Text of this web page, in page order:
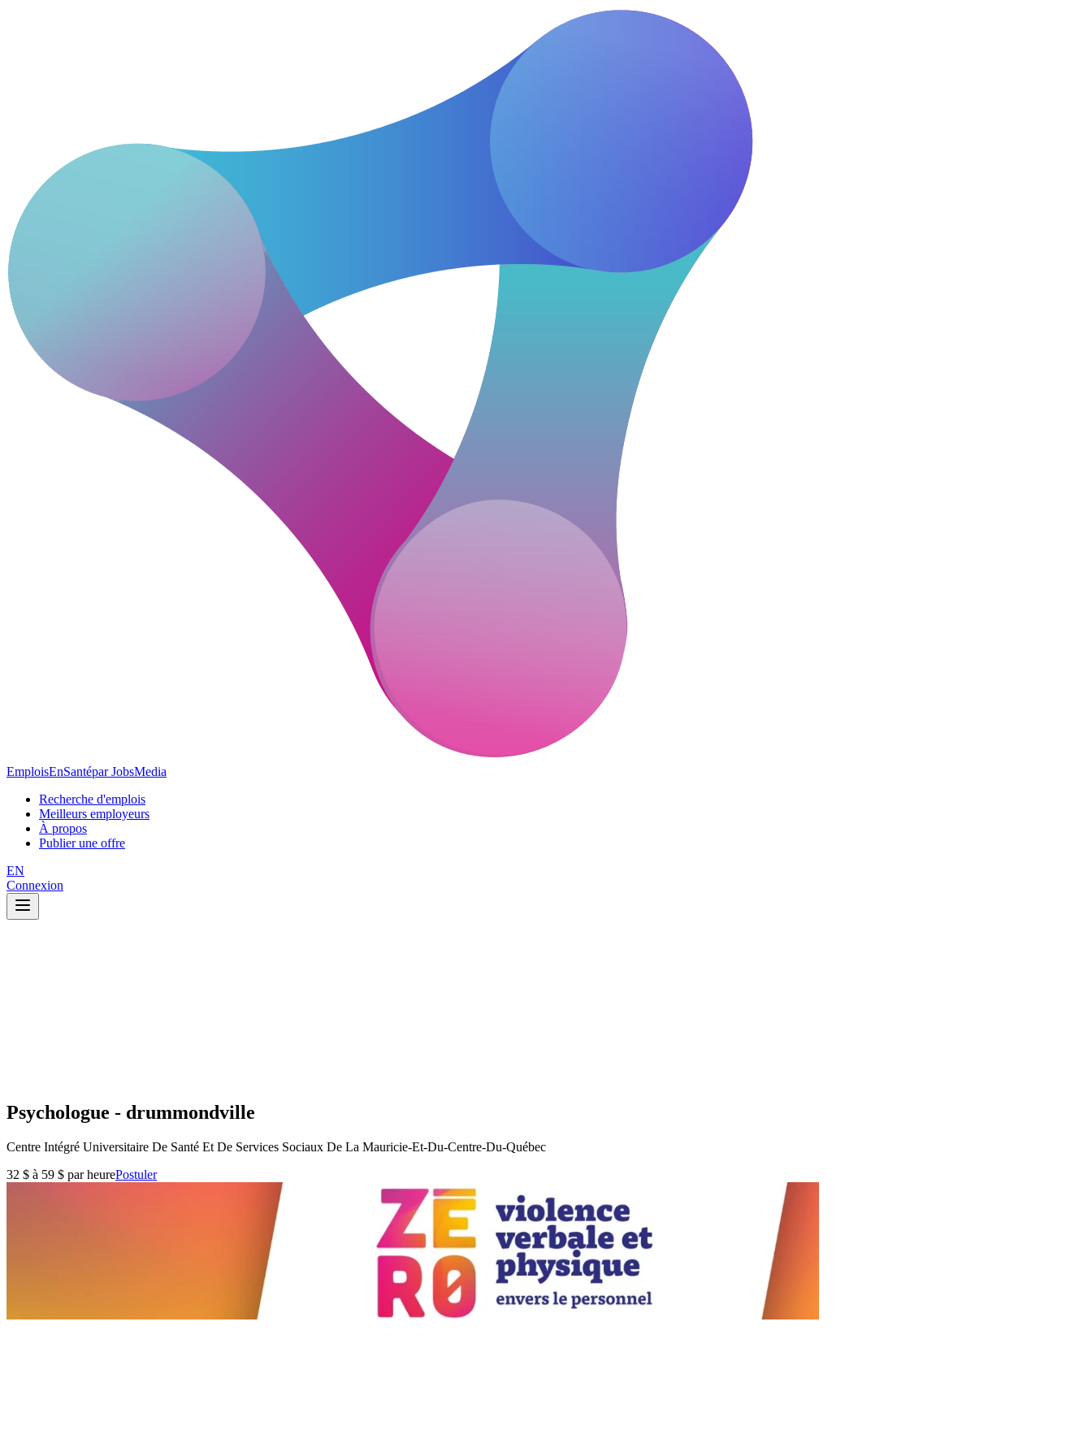
EmploisEnSantépar JobsMedia
Recherche d'emplois
Meilleurs employeurs
À propos
Publier une offre
EN
Connexion
Psychologue - drummondville
Centre Intégré Universitaire De Santé Et De Services Sociaux De La Mauricie-Et-Du-Centre-Du-Québec
32 $ à 59 $ par heurePostuler